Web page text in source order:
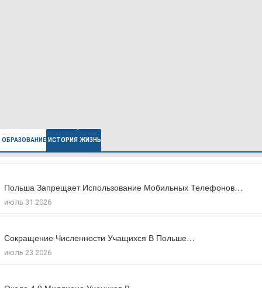
ОБРАЗОВАНИЕ ИСТОРИЯ ЖИЗНЬ
Польша Запрещает Использование Мобильных Телефонов…
июль 31 2026
Сокращение Численности Учащихся В Польше…
июль 23 2026
В Польше Выросла Ожидаемая Продолжительность…
июль 27 2026
Число Зарегистрированных Преступлений На Почве…
июль 17 2026